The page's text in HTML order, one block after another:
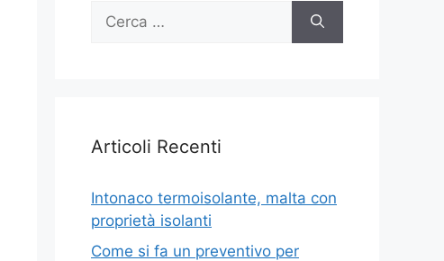
Ricerca
Articoli Recenti
Intonaco termoisolante, malta con
proprietà isolanti
Come si fa un preventivo per